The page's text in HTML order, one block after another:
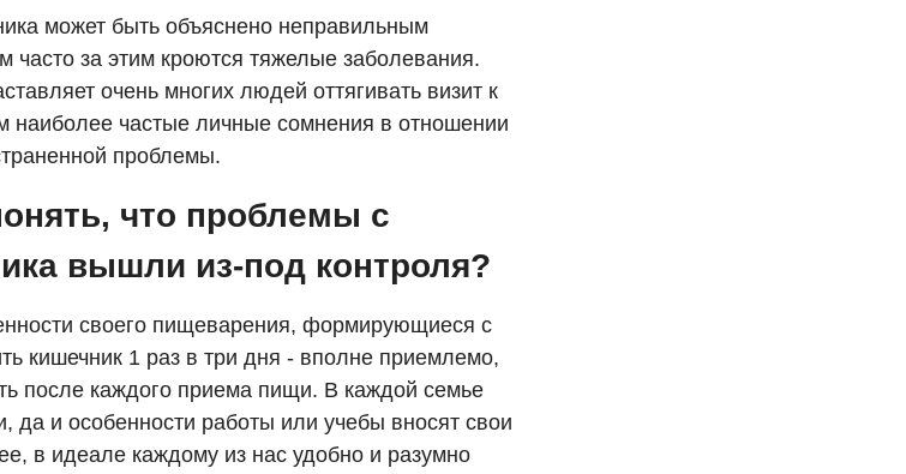
может быть объяснено неправильным
часто за этим кроются тяжелые заболевания.
очень многих людей оттягивать визит к
наиболее частые личные сомнения в отношении
проблемы.
что проблемы с
вышли из-под контроля?
своего пищеварения, формирующиеся с
кишечник 1 раз в три дня - вполне приемлемо,
после каждого приема пищи. В каждой семье
да и особенности работы или учебы вносят свои
в идеале каждому из нас удобно и разумно